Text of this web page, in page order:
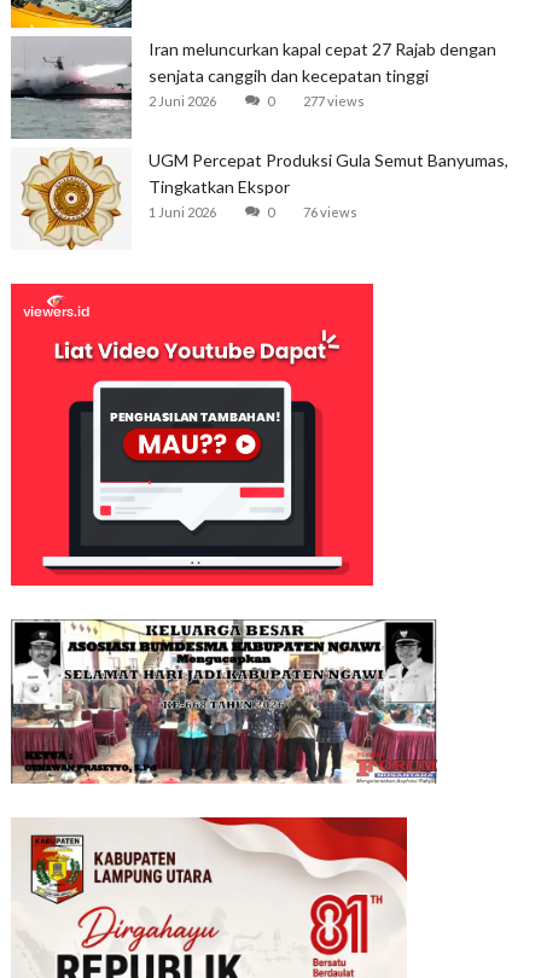
Iran meluncurkan kapal cepat 27 Rajab dengan
senjata canggih dan kecepatan tinggi
2 Juni 2026 0 277 views
UGM Percepat Produksi Gula Semut Banyumas,
Tingkatkan Ekspor
1 Juni 2026 0 76 views